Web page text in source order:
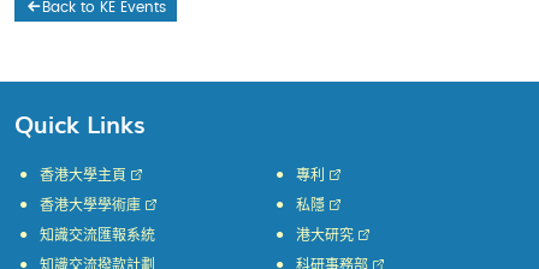
Back to KE Events
Quick Links
香港大學主頁
香港大學學術庫
知識交流匯報系統
知識交流撥款計劃
專利
私隱
港大研究
科研事務部